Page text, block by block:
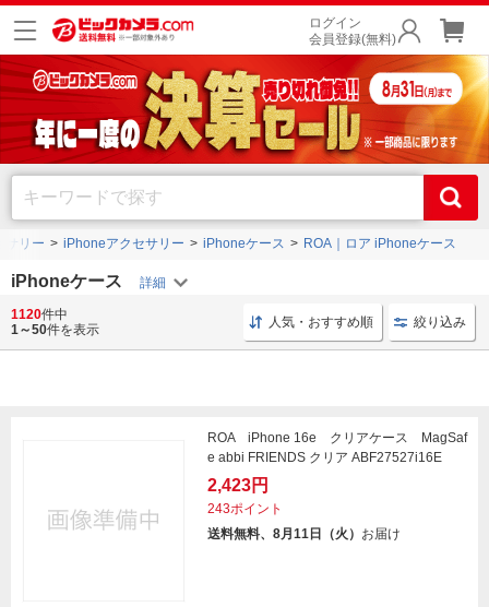
ログイン
会員登録(無料)
サリー iPhoneアクセサリー iPhoneケース ROA｜ロア iPhoneケース
iPhoneケース
手帳型 CaseMarket iPhoneケース おしゃれ スリム
1120件中
1～50件を表示 人気・おすすめ順 絞り込み
ROA iPhone 16e クリアケース MagSaf
e abbi FRIENDS クリア ABF27527i16E
2,423円
243ポイント
送料無料、8月11日（火） お届け